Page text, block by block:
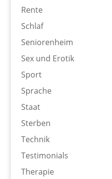
Rente
Schlaf
Seniorenheim
Sex und Erotik
Sport
Sprache
Staat
Sterben
Technik
Testimonials
Therapie